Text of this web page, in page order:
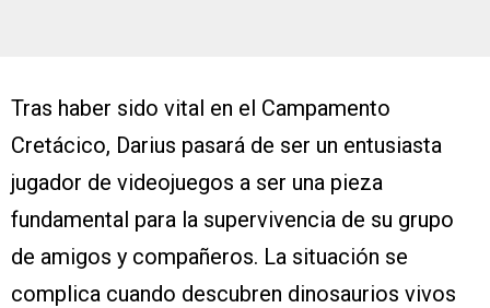
Tras haber sido vital en el Campamento
Cretácico, Darius pasará de ser un entusiasta
jugador de videojuegos a ser una pieza
fundamental para la supervivencia de su grupo
de amigos y compañeros. La situación se
complica cuando descubren dinosaurios vivos